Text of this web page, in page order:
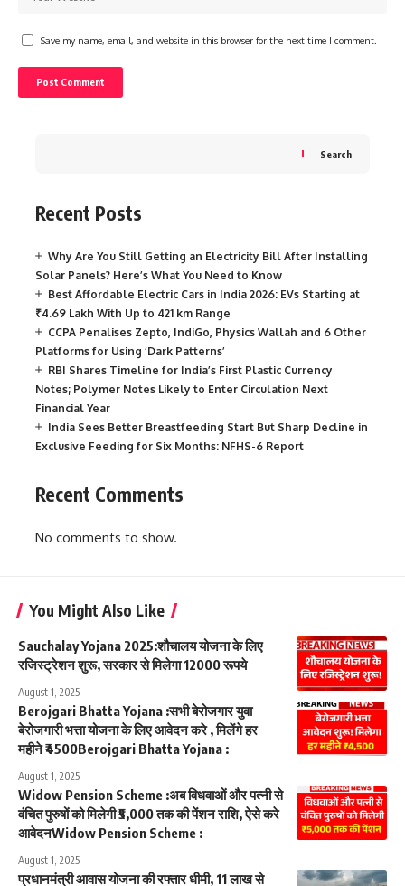
Save my name, email, and website in this browser for the next time I comment.
Search
Recent Posts
Why Are You Still Getting an Electricity Bill After Installing
Solar Panels? Here’s What You Need to Know
Best Affordable Electric Cars in India 2026: EVs Starting at
₹4.69 Lakh With Up to 421 km Range
CCPA Penalises Zepto, IndiGo, Physics Wallah and 6 Other
Platforms for Using ‘Dark Patterns’
RBI Shares Timeline for India’s First Plastic Currency
Notes; Polymer Notes Likely to Enter Circulation Next
Financial Year
India Sees Better Breastfeeding Start But Sharp Decline in
Exclusive Feeding for Six Months: NFHS-6 Report
Recent Comments
No comments to show.
You Might Also Like
Sauchalay Yojana 2025:शौचालय योजना के लिए
रजिस्ट्रेशन शुरू, सरकार से मिलेगा 12000 रूपये
August 1, 2025
Berojgari Bhatta Yojana :सभी बेरोजगार युवा
बेरोजगारी भत्ता योजना के लिए आवेदन करे , मिलेंगे हर
महीने ₹4500Berojgari Bhatta Yojana :
August 1, 2025
Widow Pension Scheme :अब विधवाओं और पत्नी से
वंचित पुरुषों को मिलेगी ₹5,000 तक की पेंशन राशि, ऐसे करे
आवेदनWidow Pension Scheme :
August 1, 2025
प्रधानमंत्री आवास योजना की रफ्तार धीमी, 11 लाख से